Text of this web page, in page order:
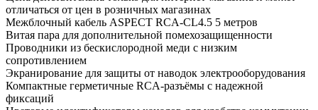
отличаться от цен в розничных магазинах
Межблочный кабель ASPECT RCA-CL4.5 5 метров
Витая пара для дополнительной помехозащищенности
Проводники из бескислородной меди с низким
сопротивлением
Экранирование для защиты от наводок электрооборудования
Компактные герметичные RCA-разъёмы с надежной
фиксаций